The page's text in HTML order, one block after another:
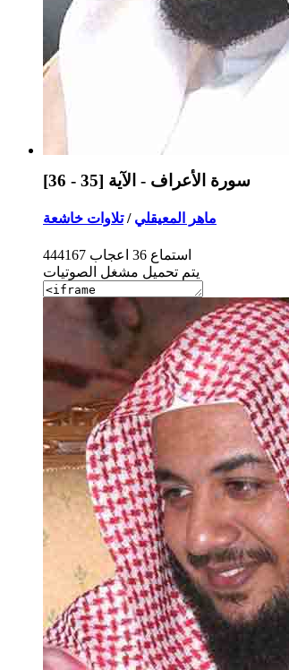
سورة الأعراف - الآية [35 - 36]
ماهر المعيقلي /تلاوات خاشعة
444167 استماع 36 اعجاب
يتم تحميل مشغل الصوتيات